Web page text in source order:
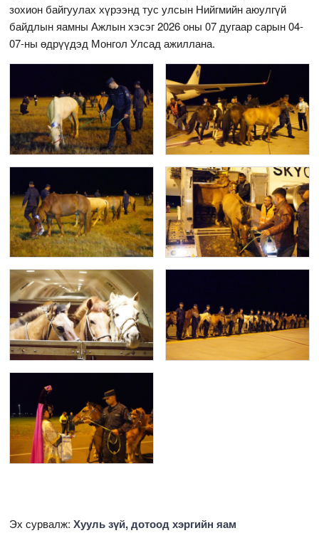
зохион байгуулах хүрээнд тус улсын Нийгмийн аюулгүй
байдлын яамны Ажлын хэсэг 2026 оны 07 дугаар сарын 04-
07-ны өдрүүдэд Монгол Улсад ажиллана.
Эх сурвалж:Хууль зүй, дотоод хэргийн яам